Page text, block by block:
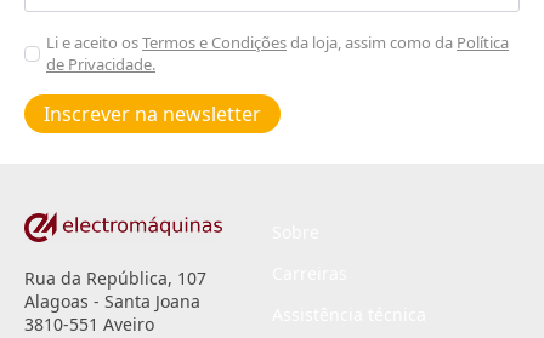
Aceitar
Poiticas
de
privacidade
Li e aceito osTermos e Condiçõesda loja, assim como da Política
de Privacidade.
Inscrever na newsletter
Rua da República, 107
Alagoas - Santa Joana
3810-551 Aveiro